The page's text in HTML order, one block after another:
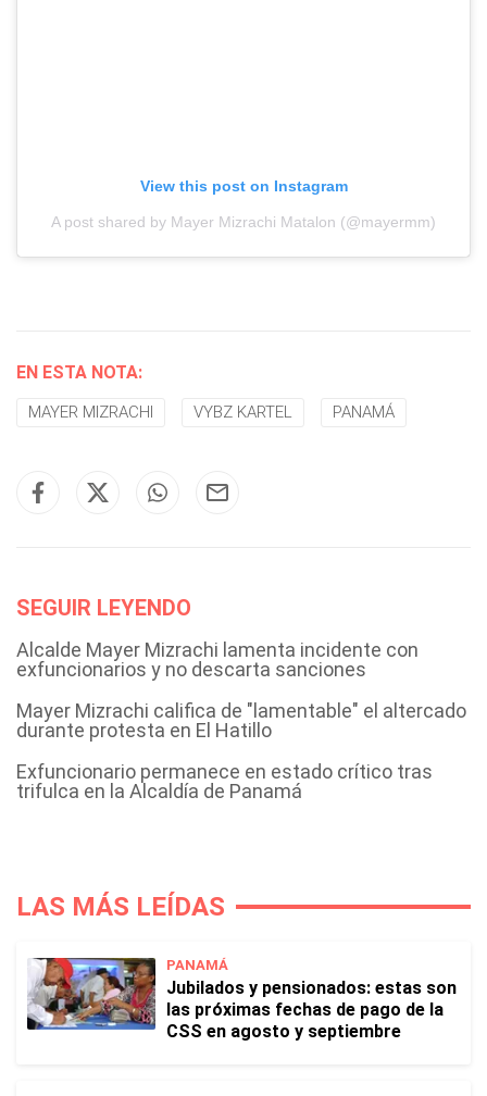
View this post on Instagram
A post shared by Mayer Mizrachi Matalon (@mayermm)
EN ESTA NOTA:
MAYER MIZRACHI VYBZ KARTEL PANAMÁ
SEGUIR LEYENDO
Alcalde Mayer Mizrachi lamenta incidente con
exfuncionarios y no descarta sanciones
Mayer Mizrachi califica de "lamentable" el altercado
durante protesta en El Hatillo
Exfuncionario permanece en estado crítico tras
trifulca en la Alcaldía de Panamá
LAS MÁS LEÍDAS
PANAMÁ
Jubilados y pensionados: estas son
las próximas fechas de pago de la
CSS en agosto y septiembre